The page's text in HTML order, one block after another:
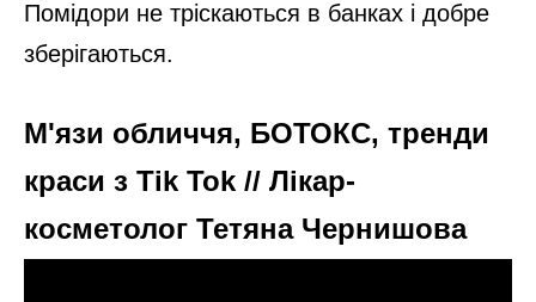
Помідори не тріскаються в банках і добре
зберігаються.
М'язи обличчя, БОТОКС, тренди
краси з Tik Tok // Лікар-
косметолог Тетяна Чернишова